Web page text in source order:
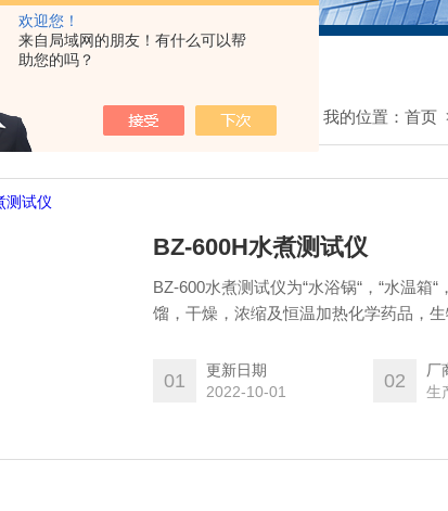
欢迎您！
来自局域网的朋友！有什么可以帮
助您的吗？
我的位置： 首页
BZ-600H水煮测试仪
BZ-600水煮测试仪为“水浴锅“，“水温箱
馏，干燥，浓缩及恒温加热化学药品，
01
更新日期
2022-10-01
02
厂
生